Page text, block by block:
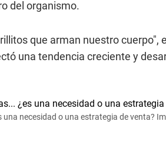
del organismo.
que arman nuestro
una tendencia creciente y
necesidad o una estrategia de venta?